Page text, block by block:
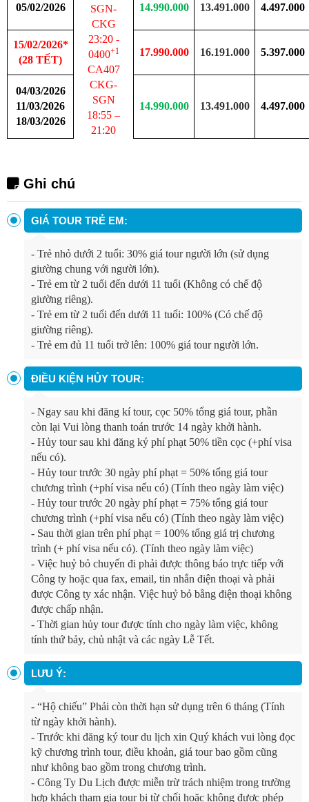
05/02/2026
SGN-
CKG
23:20-
0400+1
CA407
CKG-
SGN
18:55 –
21 :20
14.990.000 13.491.000 4.497.000
15/02/2026*
(28 TẾT)
17.990.000 16.191.000 5.397.000
04/03/2026
11/03/2026
18/03/2026
14.990.000 13.491.000 4.497.000
Ghi chú
GIÁ TOUR TRẺ EM:
- Trẻ nhỏ dưới 2 tuổi: 30% giá tour người lớn (sử dụng
giường chung với người lớn).
- Trẻ em từ 2 tuổi đến dưới 11 tuổi (Không có chế độ
giường riêng).
- Trẻ em từ 2 tuổi đến dưới 11 tuổi: 100% (Có chế độ
giường riêng).
- Trẻ em đủ 11 tuổi trở lên: 100% giá tour người lớn.
ĐIỀU KIỆN HỦY TOUR:
- Ngay sau khi đăng kí tour, cọc 50% tổng giá tour, phần
còn lại Vui lòng thanh toán trước 14 ngày khởi hành.
- Hủy tour sau khi đăng ký phí phạt 50% tiền cọc (+phí visa
nếu có).
- Hủy tour trước 30 ngày phí phạt = 50% tổng giá tour
chương trình (+phí visa nếu có) (Tính theo ngày làm việc)
- Hủy tour trước 20 ngày phí phạt = 75% tổng giá tour
chương trình (+phí visa nếu có) (Tính theo ngày làm việc)
- Sau thời gian trên phí phạt = 100% tổng giá trị chương
trình (+ phí visa nếu có). (Tính theo ngày làm việc)
- Việc huỷ bỏ chuyến đi phải được thông báo trực tiếp với
Công ty hoặc qua fax, email, tin nhắn điện thoại và phải
được Công ty xác nhận. Việc huỷ bỏ bằng điện thoại không
được chấp nhận.
- Thời gian hủy tour được tính cho ngày làm việc, không
tính thứ bảy, chủ nhật và các ngày Lễ Tết.
LƯU Ý:
- “Hộ chiếu” Phải còn thời hạn sử dụng trên 6 tháng (Tính
từ ngày khởi hành).
- Trước khi đăng ký tour du lịch xin Quý khách vui lòng đọc
kỹ chương trình tour, điều khoản, giá tour bao gồm cũng
như không bao gồm trong chương trình.
- Công Ty Du Lịch được miễn trừ trách nhiệm trong trường
hợp khách tham gia tour bị từ chối hoặc không được phép